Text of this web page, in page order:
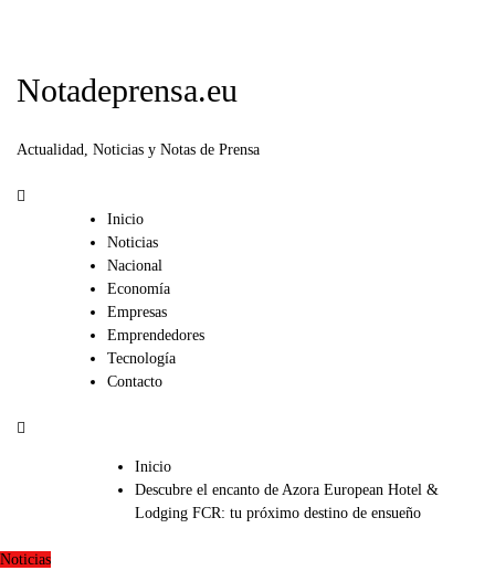
Notadeprensa.eu
Actualidad, Noticias y Notas de Prensa
Inicio
Noticias
Nacional
Economía
Empresas
Emprendedores
Tecnología
Contacto
Inicio
Descubre el encanto de Azora European Hotel &
Lodging FCR: tu próximo destino de ensueño
Noticias